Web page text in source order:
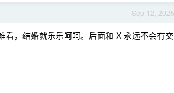
Sep 12, 2025
，结婚就乐乐呵呵。后面和 X 永远不会有交